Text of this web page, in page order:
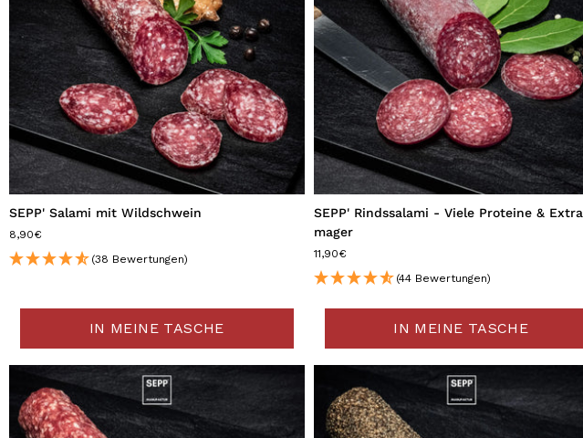
SEPP' Salami mit Wildschwein
8,90€
(38 Bewertungen)
IN MEINE TASCHE
SEPP' Rindssalami - Viele Proteine & Extra
mager
11,90€
(44 Bewertungen)
IN MEINE TASCHE